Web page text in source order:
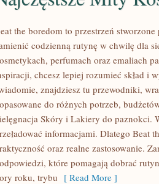
the boredom to przestrzeń
codzienną rutynę w chwilę dla
perfumach oraz emaliach
chcesz lepiej rozumieć skład i
znajdziesz tu przewodniki,
do różnych potrzeb,
Skóry i Lakiery do paznokci.
informacjami. Dlatego Beat
oraz realne zastosowanie.
które pomagają dobrać
roku, trybu [ Read More ]